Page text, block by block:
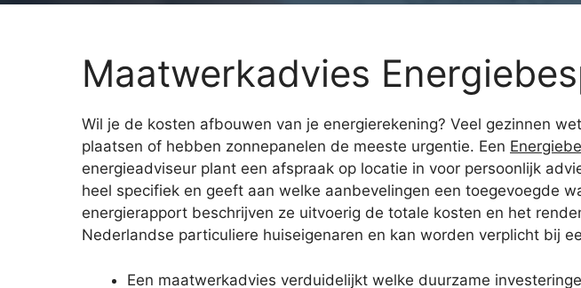
Maatwerkadvies
Wil je de kosten afbouwen van je energierekening? Veel gezinnen
plaatsen of hebben zonnepanelen de meeste urgentie. Een
energieadviseur plant een afspraak op locatie in voor persoonlijk
heel specifiek en geeft aan welke aanbevelingen een toegevoegde
energierapport beschrijven ze uitvoerig de totale kosten en het
Nederlandse particuliere huiseigenaren en kan worden verplicht bij
Een maatwerkadvies verduidelijkt welke duurzame